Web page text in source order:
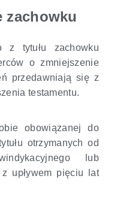
zachowku
z tytułu zachowku
o zmniejszenie
przedawniają się z
testamentu.
obowiązanej do
otrzymanych od
lub
upływem pięciu lat